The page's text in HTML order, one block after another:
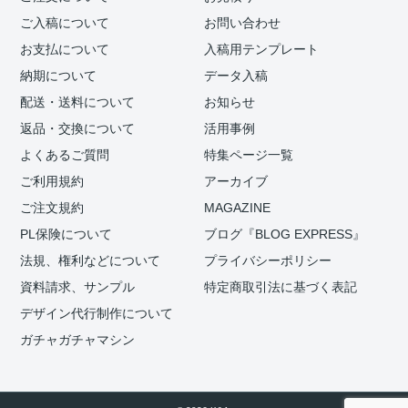
ご入稿について
お支払について
納期について
配送・送料について
返品・交換について
よくあるご質問
ご利用規約
ご注文規約
PL保険について
法規、権利などについて
資料請求、サンプル
デザイン代行制作について
ガチャガチャマシン
お問い合わせ
入稿用テンプレート
データ入稿
お知らせ
活用事例
特集ページ一覧
アーカイブ
MAGAZINE
ブログ『BLOG EXPRESS』
プライバシーポリシー
特定商取引法に基づく表記